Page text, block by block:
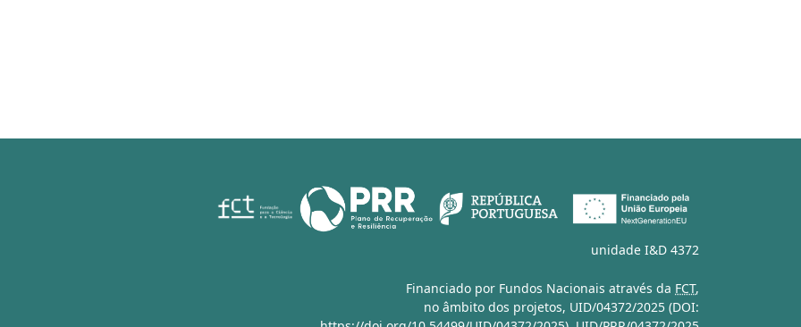
unidade I&D 4372
Financiado por Fundos Nacionais através da FCT,
no âmbito dos projetos, UID/04372/2025 (DOI: